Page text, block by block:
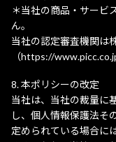
＊当社の商品・サービ
ん。
当社の認定審査機関は
（https://
本ポリシーの改定
当社は、当社の裁量に
し、個人情報保護法そ
定められている場合に